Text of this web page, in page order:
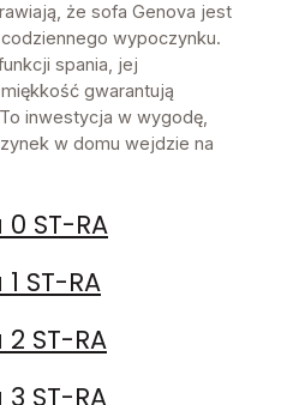
że sofa Genova jest
wypoczynku.
spania, jej
gwarantują
inwestycja w wygodę,
w domu wejdzie na
ST-RA
ST-RA
ST-RA
ST-RA